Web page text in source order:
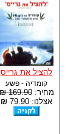
להציל את גרייס
קומדיה - פשע
מחיר:169.90 ₪
אצלנו: 79.90 ₪